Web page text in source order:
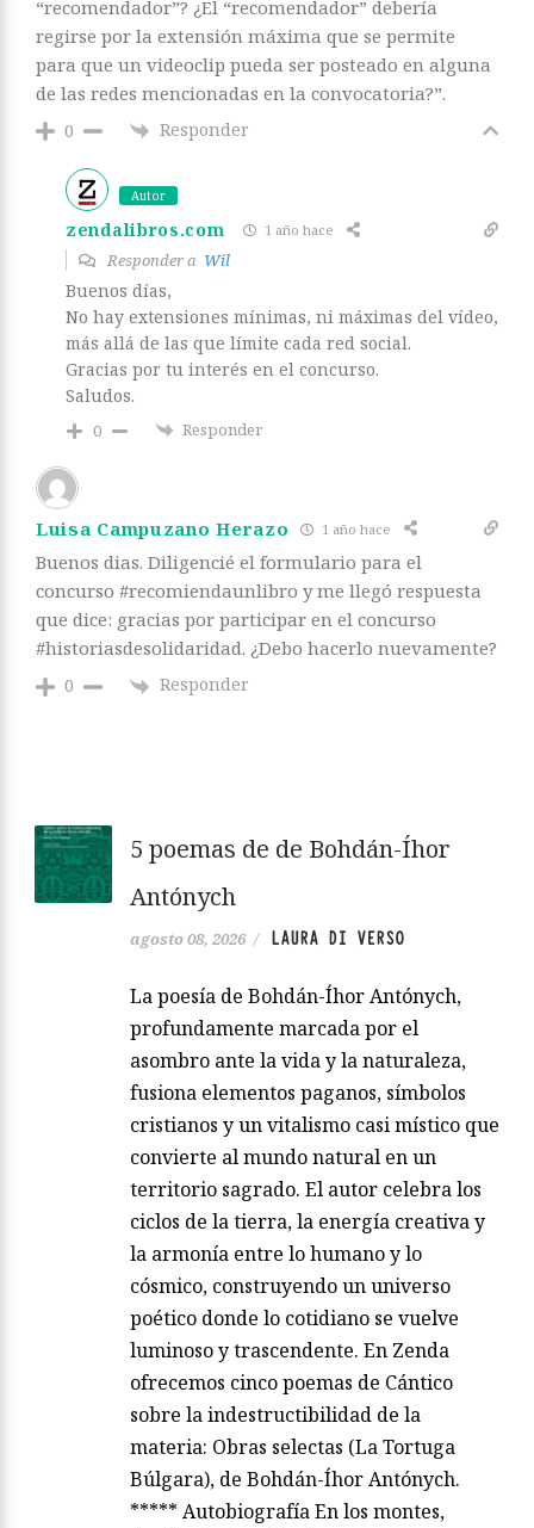
“recomendador”? ¿El “recomendador” debería
regirse por la extensión máxima que se permite
para que un videoclip pueda ser posteado en alguna
de las redes mencionadas en la convocatoria?”.
0 Responder
Autor
zendalibros.com 1 año hace
Responder a Wil
Buenos días,
No hay extensiones mínimas, ni máximas del vídeo,
más allá de las que límite cada red social.
Gracias por tu interés en el concurso.
Saludos.
0 Responder
Luisa Campuzano Herazo 1 año hace
Buenos dias. Diligencié el formulario para el
concurso #recomiendaunlibro y me llegó respuesta
que dice: gracias por participar en el concurso
#historiasdesolidaridad. ¿Debo hacerlo nuevamente?
0 Responder
5 poemas de de Bohdán-Íhor
Antónych
agosto 08, 2026 / LAURA DI VERSO
La poesía de Bohdán-Íhor Antónych,
profundamente marcada por el
asombro ante la vida y la naturaleza,
fusiona elementos paganos, símbolos
cristianos y un vitalismo casi místico que
convierte al mundo natural en un
territorio sagrado. El autor celebra los
ciclos de la tierra, la energía creativa y
la armonía entre lo humano y lo
cósmico, construyendo un universo
poético donde lo cotidiano se vuelve
luminoso y trascendente. En Zenda
ofrecemos cinco poemas de Cántico
sobre la indestructibilidad de la
materia: Obras selectas (La Tortuga
Búlgara), de Bohdán-Íhor Antónych.
***** Autobiografía En los montes,